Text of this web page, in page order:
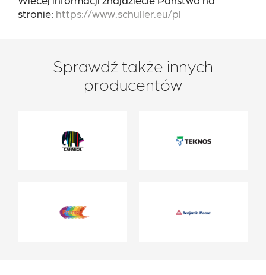
stronie: https://www.schuller.eu/pl
Sprawdź także innych
producentów